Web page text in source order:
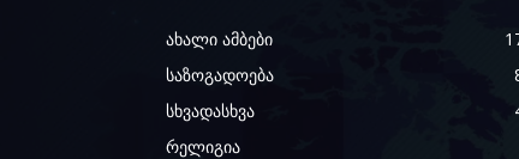
ახალი ამბები
საზოგადოება
სხვადასხვა
რელიგია